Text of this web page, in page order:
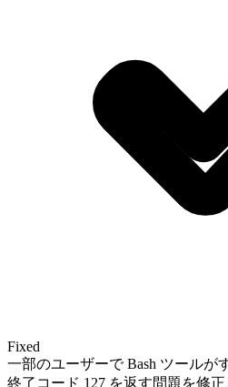
Fixed
一部のユーザーで Bash ツールが
終了コード 127 を返す問題を修